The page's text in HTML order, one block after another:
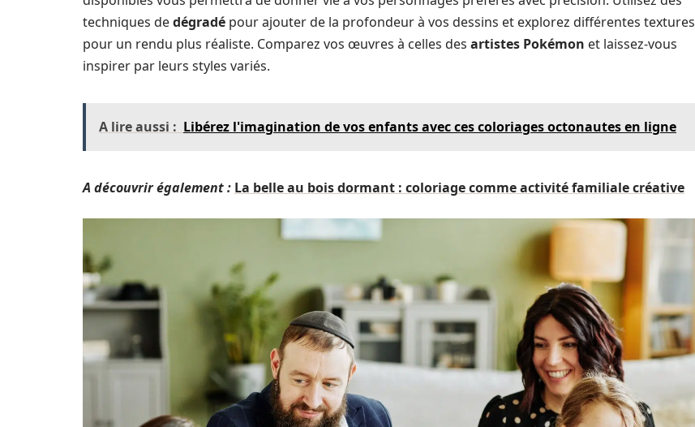
techniques dedégradé pour ajouter de la profondeur à vos dessins et explorez différentes textures
pour un rendu plus réaliste. Comparez vos œuvres à celles des artistes Pokémon et laissez-vous
inspirer par leurs styles variés.
A lire aussi : Libérez l'imagination de vos enfants avec ces coloriages octonautes en ligne
A découvrir également : La belle au bois dormant : coloriage comme activité familiale créative